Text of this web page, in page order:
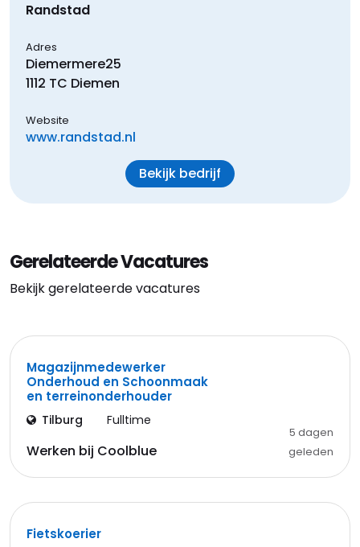
Randstad
Adres
Diemermere25
1112 TC Diemen
Website
www.randstad.nl
Bekijk bedrijf
Gerelateerde Vacatures
Bekijk gerelateerde vacatures
Magazijnmedewerker
Onderhoud en Schoonmaak
en terreinonderhouder
Tilburg Fulltime
Werken bij Coolblue
5 dagen
geleden
Fietskoerier